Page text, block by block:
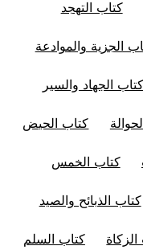
كتاب التهجد
الجزية والموادعة
كتاب الجهاد والسير
كتاب الحيض
كتاب الخمس
كتاب الذبائح والصيد
كتاب السلم